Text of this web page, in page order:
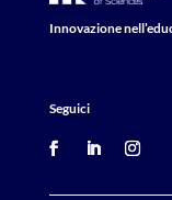
Innovazione
Seguici